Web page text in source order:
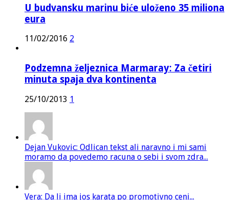
U budvansku marinu biće uloženo 35 miliona
eura
11/02/2016 2
Podzemna željeznica Marmaray: Za četiri
minuta spaja dva kontinenta
25/10/2013 1
Dejan Vukovic: Odlican tekst ali naravno i mi sami
moramo da povedemo racuna o sebi i svom zdra...
Vera: Da li ima jos karata po promotivno ceni...